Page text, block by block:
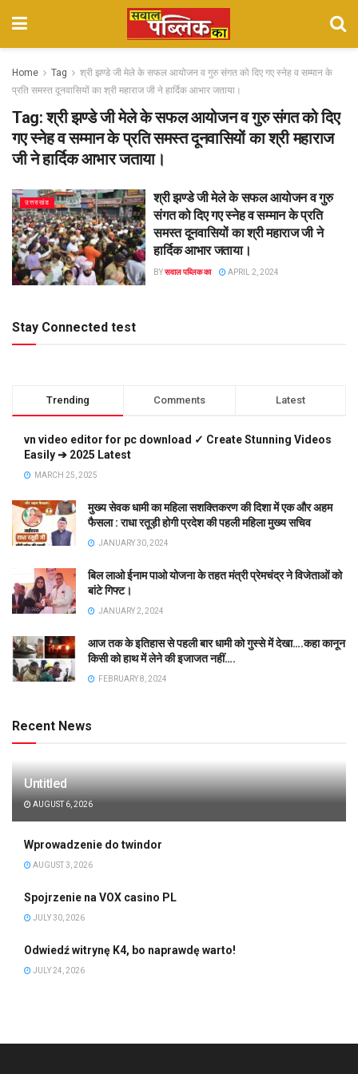
Home Tag
श्री झण्डे जी मेले के सफल आयोजन व गुरु संगत को दिए गए स्नेह व सम्मान के
प्रति समस्त दूनवासियों का श्री महाराज जी ने हार्दिक आभार जताया।
Tag:श्री झण्डे जी मेले के सफल आयोजन व गुरु संगत को दिए
गए स्नेह व सम्मान के प्रति समस्त दूनवासियों का श्री महाराज
जी ने हार्दिक आभार जताया।
उत्तराखंड
श्री झण्डे जी मेले के सफल आयोजन व गुरु
संगत को दिए गए स्नेह व सम्मान के प्रति
समस्त दूनवासियों का श्री महाराज जी ने
हार्दिक आभार जताया।
BYसवाल पब्लिक का APRIL 2, 2024
Stay Connected test
Trending Comments Latest
vn video editor for pc download ✓ Create Stunning Videos
Easily ➔ 2025 Latest
MARCH 25, 2025
मुख्य सेवक धामी का महिला सशक्तिकरण की दिशा में एक और अहम
फैसला : राधा रतूड़ी होगी प्रदेश की पहली महिला मुख्य सचिव
JANUARY 30, 2024
बिल लाओ ईनाम पाओ योजना के तहत मंत्री प्रेमचंद्र ने विजेताओं को
बांटे गिफ्ट।
JANUARY 2, 2024
आज तक के इतिहास से पहली बार धामी को गुस्से में देखा….कहा कानून
किसी को हाथ में लेने की इजाजत नहीं….
FEBRUARY 8, 2024
Recent News
Untitled
AUGUST 6, 2026
Wprowadzenie do twindor
AUGUST 3, 2026
Spojrzenie na VOX casino PL
JULY 30, 2026
Odwiedź witrynę K4, bo naprawdę warto!
JULY 24, 2026